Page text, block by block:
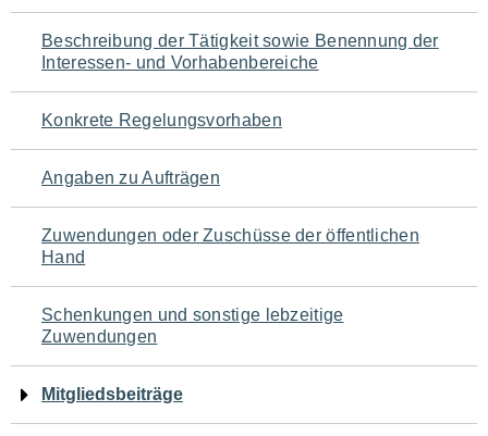
für
den
Seiteninhalt
Beschreibung der Tätigkeit sowie Benennung der
Interessen- und Vorhabenbereiche
Konkrete Regelungsvorhaben
Angaben zu Aufträgen
Zuwendungen oder Zuschüsse der öffentlichen
Hand
Schenkungen und sonstige lebzeitige
Zuwendungen
Mitgliedsbeiträge